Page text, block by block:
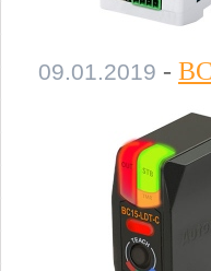
09.01.2019 -